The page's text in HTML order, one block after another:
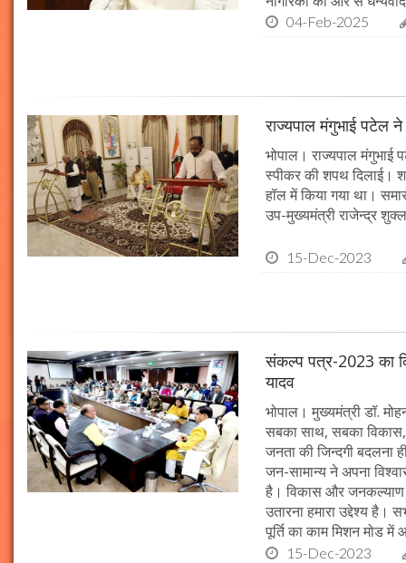
04-Feb-2025
राज्यपाल मंगुभाई पटेल ने
भोपाल। राज्यपाल मंगुभाई
स्पीकर की शपथ दिलाई।
हॉल में किया गया था।
उप-मुख्यमंत्री राजेन्द्र
15-Dec-2023
संकल्प पत्र-2023 का
यादव
भोपाल। मुख्यमंत्री डॉ.
सबका साथ, सबका
जनता की जिन्दगी बदलना
जन-सामान्य ने अपना
है। विकास और
उतारना हमारा उद्देश्य
पूर्ति का काम मिशन मोड
15-Dec-2023